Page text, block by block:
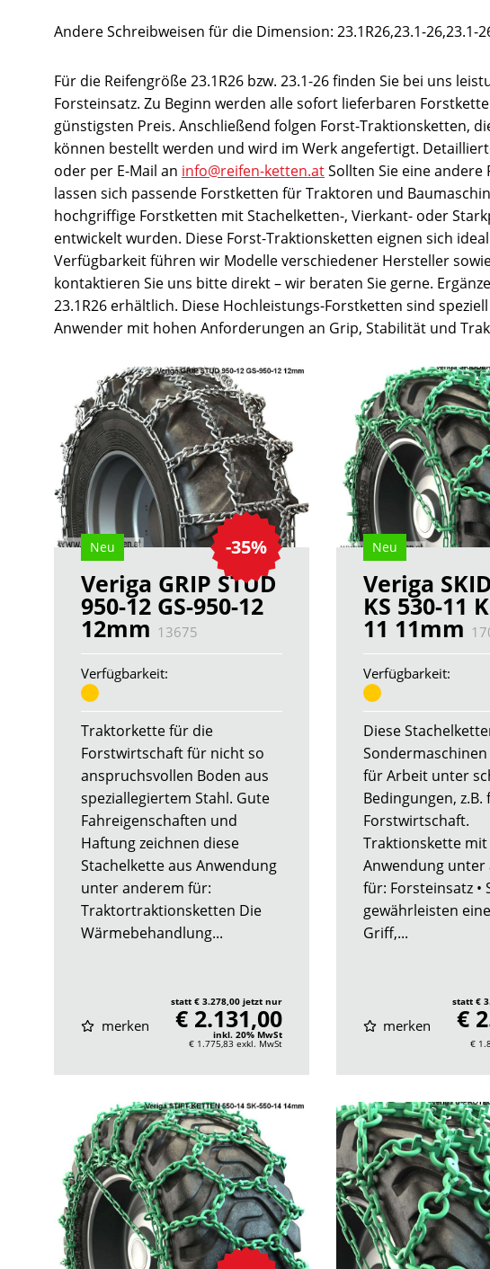
Andere Schreibweisen für die Dimension: 23.1R26,23.1-26,23.1-
Für die Reifengröße 23.1R26 bzw. 23.1-26 finden Sie bei uns
Forsteinsatz. Zu Beginn werden alle sofort lieferbaren
günstigsten Preis. Anschließend folgen Forst-Traktionsketten,
können bestellt werden und wird im Werk angefertigt.
oder per E-Mail an info@reifen-ketten.atSollten Sie eine
lassen sich passende Forstketten für Traktoren und
hochgriffige Forstketten mit Stachelketten-, Vierkant- oder
entwickelt wurden. Diese Forst-Traktionsketten eignen sich
Verfügbarkeit führen wir Modelle verschiedener Hersteller
kontaktieren Sie uns bitte direkt – wir beraten Sie gerne.
23.1R26 erhältlich. Diese Hochleistungs-Forstketten sind
Anwender mit hohen Anforderungen an Grip, Stabilität und
-35%
Neu
Veriga GRIP STUD
950-12 GS-950-12
12mm 13675
Verfügbarkeit:
Traktorkette für die
Forstwirtschaft für nicht so
anspruchsvollen Boden aus
speziallegiertem Stahl. Gute
Fahreigenschaften und
Haftung zeichnen diese
Stachelkette aus Anwendung
unter anderem für:
Traktortraktionsketten Die
Wärmebehandlung...
merken
statt € 3.278,00 jetzt nur
€ 2.131,00
inkl. 20% MwSt
€ 1.775,83 exkl. MwSt
Neu
Veriga
KS 530-11
11 11mm
Verfügbarkeit:
Diese
für Arbeit unter
Bedingungen, z.B.
Forstwirtschaft.
Traktionskette mit
Anwendung unter
für: Forsteinsatz •
gewährleisten
Griff,...
merken
statt €
€
€